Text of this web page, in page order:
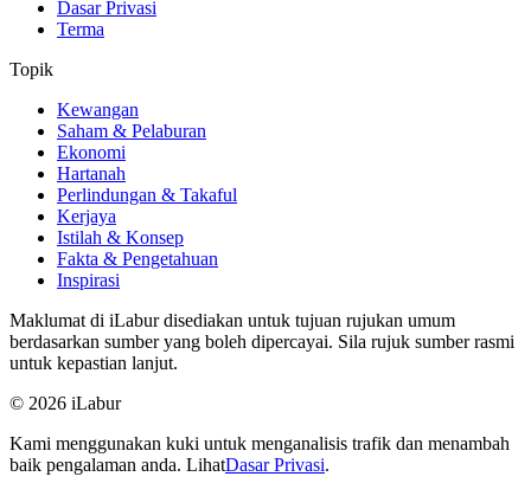
Dasar Privasi
Terma
Topik
Kewangan
Saham & Pelaburan
Ekonomi
Hartanah
Perlindungan & Takaful
Kerjaya
Istilah & Konsep
Fakta & Pengetahuan
Inspirasi
Maklumat di iLabur disediakan untuk tujuan rujukan umum
berdasarkan sumber yang boleh dipercayai. Sila rujuk sumber rasmi
untuk kepastian lanjut.
© 2026 iLabur
Kami menggunakan kuki untuk menganalisis trafik dan menambah
baik pengalaman anda. LihatDasar Privasi.